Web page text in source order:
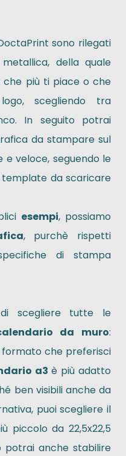
sono rilegati
della quale
che più ti piace o che
scegliendo tra
In seguito potrai
da stampare sul
veloce, seguendo le
template da scaricare
esempi, possiamo
, purchè rispetti
di stampa
scegliere tutte le
da muro:
che preferisci
a3 è più adatto
ben visibili anche da
puoi scegliere il
piccolo da 22,5x22,5
anche stabilire